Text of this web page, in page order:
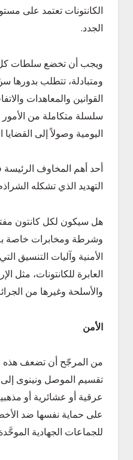
الكانتونات تعتمد على
الجدد.
ويجب أن تخضع سلطات كل
ومتبادلة، تتطلب بدورها
القوانين والمعاهدات
سلسلة متكاملة من الأمور
اليومية وصولاً إلى القضايا
أحد أهم المخاوف
التهديد الذي تشكله
هل سيكون لكل كانتون
وشرطة ومخابرات خاصة
الأمنية وآليات التنسيق
العابرة للكانتونات، مثل
والأسلحة وغيرها من
الأمن
من المرجّح أن تضعف هذه
تقسيم الموصل ونينوى
عرقية أو عشائرية أو
على حماية نفسها ضد
للجماعات الجهادية